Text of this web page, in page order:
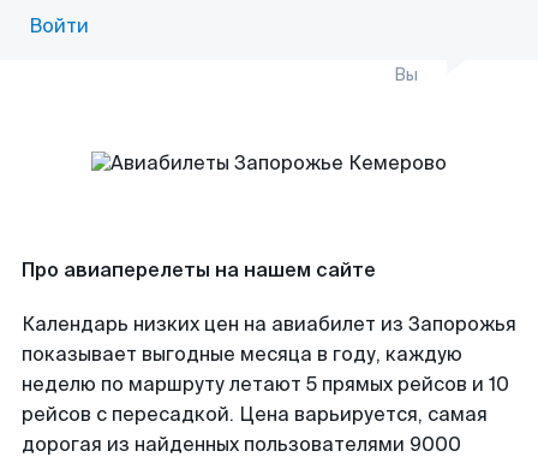
Войти
Вы
Про авиаперелеты на нашем сайте
Календарь низких цен на авиабилет из Запорожья
показывает выгодные месяца в году, каждую
неделю по маршруту летают 5 прямых рейсов и 10
рейсов с пересадкой. Цена варьируется, самая
дорогая из найденных пользователями 9000